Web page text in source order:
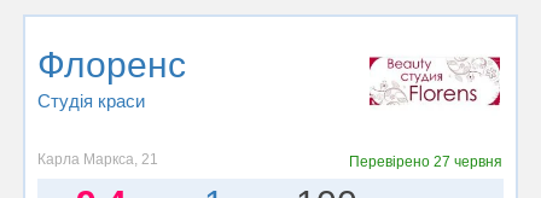
Флоренс
Студія краси
Карла Маркса, 21 Перевірено27 червня